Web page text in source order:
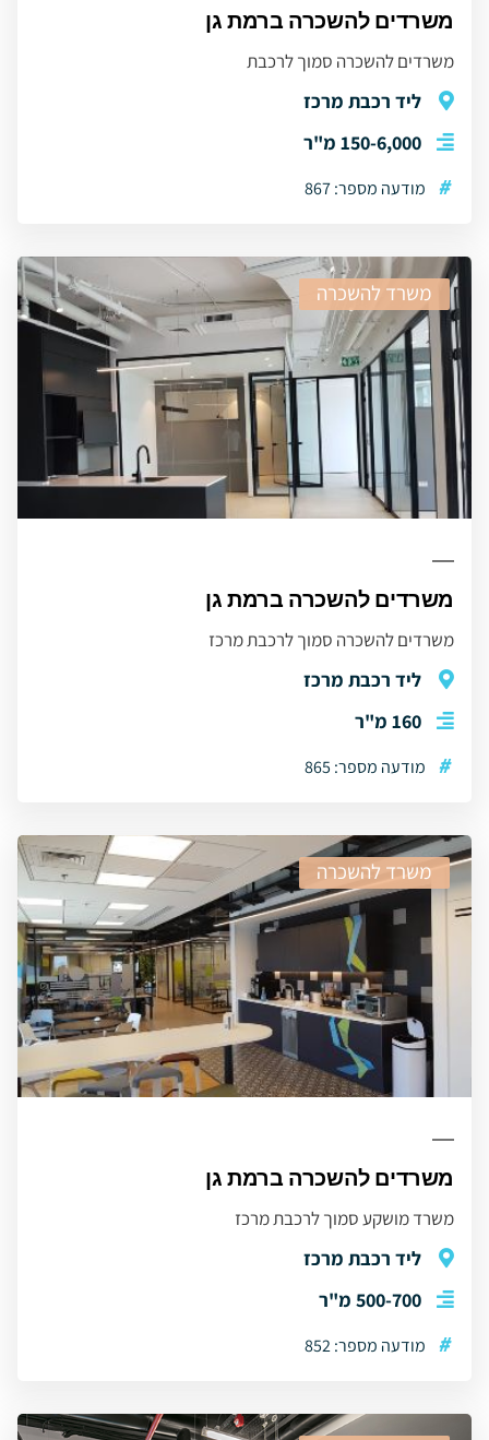
משרדים להשכרה ברמת גן
משרדים להשכרה סמוך לרכבת
ליד רכבת מרכז
150-6,000 מ"ר
# מודעה מספר: 867
משרד להשכרה
משרדים להשכרה ברמת גן
משרדים להשכרה סמוך לרכבת מרכז
ליד רכבת מרכז
160 מ"ר
# מודעה מספר: 865
משרד להשכרה
משרדים להשכרה ברמת גן
משרד מושקע סמוך לרכבת מרכז
ליד רכבת מרכז
500-700 מ"ר
# מודעה מספר: 852